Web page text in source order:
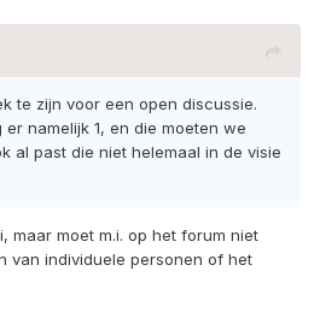
te zijn voor een open discussie.
namelijk 1, en die moeten we
al past die niet helemaal in de visie
maar moet m.i. op het forum niet
van individuele personen of het